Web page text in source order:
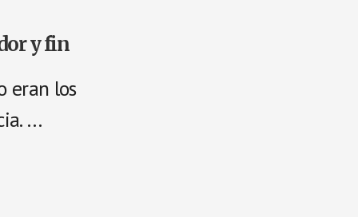
y fin
eran los
…